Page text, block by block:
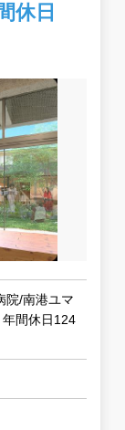
休日
/南港ユマ
間休日124